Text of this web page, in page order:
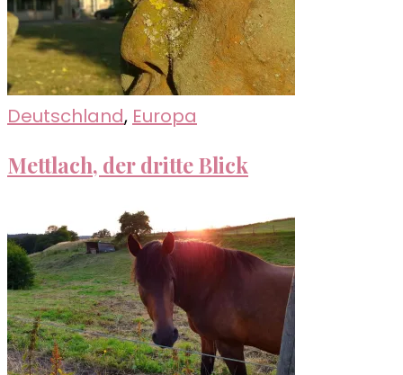
Deutschland, Europa
Mettlach, der dritte Blick